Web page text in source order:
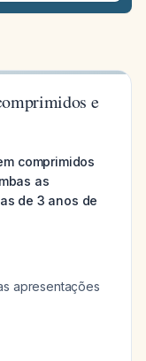
e
comprimidos
as
de 3 anos de
apresentações